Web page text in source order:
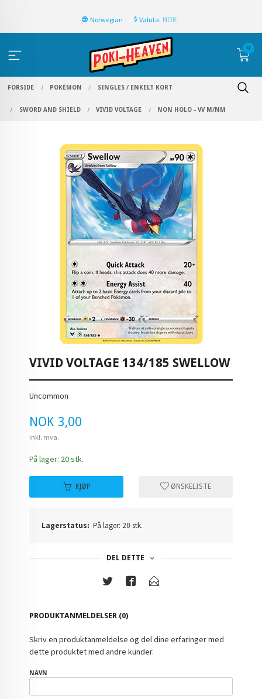
Norwegian Valuta: NOK
0
FORSIDE POKÉMON SINGLES / ENKELT KORT
SWORD AND SHIELD VIVID VOLTAGE NON HOLO - VV M/NM
VIVID VOLTAGE 134/185 SWELLOW
Uncommon
Pris
NOK 3,00
inkl. mva.
På lager: 20 stk.
KJØP ØNSKELISTE
Lagerstatus: På lager: 20 stk.
DEL DETTE
PRODUKTANMELDELSER (0)
Skriv en produktanmeldelse og del dine erfaringer med
dette produktet med andre kunder.
NAVN